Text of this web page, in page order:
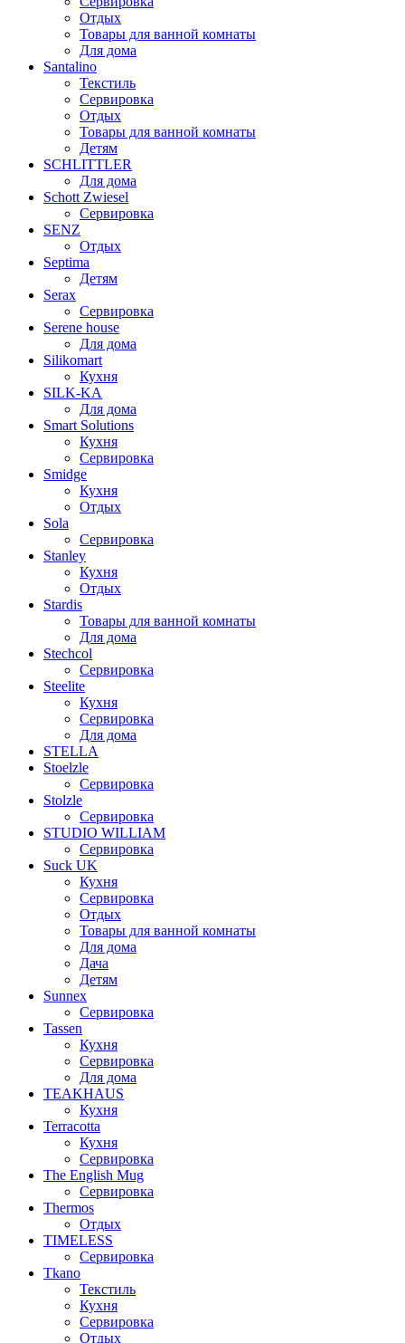
Отдых
Товары для ванной комнаты
Для дома
Santalino
Текстиль
Сервировка
Отдых
Товары для ванной комнаты
Детям
SCHLITTLER
Для дома
Schott Zwiesel
Сервировка
SENZ
Отдых
Septima
Детям
Serax
Сервировка
Serene house
Для дома
Silikomart
Кухня
SILK-KA
Для дома
Smart Solutions
Кухня
Сервировка
Smidge
Кухня
Отдых
Sola
Сервировка
Stanley
Кухня
Отдых
Stardis
Товары для ванной комнаты
Для дома
Stechcol
Сервировка
Steelite
Кухня
Сервировка
Для дома
STELLA
Stoelzle
Сервировка
Stolzle
Сервировка
STUDIO WILLIAM
Сервировка
Suck UK
Кухня
Сервировка
Отдых
Товары для ванной комнаты
Для дома
Дача
Детям
Sunnex
Сервировка
Tassen
Кухня
Сервировка
Для дома
TEAKHAUS
Кухня
Terracotta
Кухня
Сервировка
The English Mug
Сервировка
Thermos
Отдых
TIMELESS
Сервировка
Tkano
Текстиль
Кухня
Сервировка
Отдых